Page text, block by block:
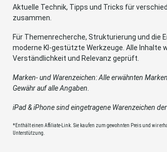
Aktuelle Technik, Tipps und Tricks für
zusammen.
Für Themenrecherche, Strukturierung und die
moderne KI-gestützte Werkzeuge. Alle Inhalte
Verständlichkeit und Relevanz geprüft.
Marken- und Warenzeichen: Alle erwähnten
Gewähr auf alle Angaben.
iPad & iPhone sind eingetragene Warenzeichen
*Enthält einen Affiliate-Link. Sie kaufen zum gewohnten Preis und wir
Unterstützung.